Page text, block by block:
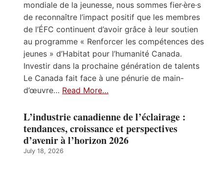
mondiale de la jeunesse, nous sommes fier·ère·s
de reconnaître l’impact positif que les membres
de l’ÉFC continuent d’avoir grâce à leur soutien
au programme « Renforcer les compétences des
jeunes » d’Habitat pour l’humanité Canada.
Investir dans la prochaine génération de talents
Le Canada fait face à une pénurie de main-
d’œuvre… Read More…
L’industrie canadienne de l’éclairage :
tendances, croissance et perspectives
d’avenir à l’horizon 2026
July 18, 2026